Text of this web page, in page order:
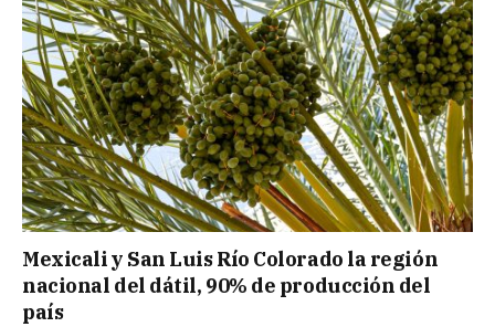
Mexicali y San Luis Río Colorado la región
nacional del dátil, 90% de producción del
país